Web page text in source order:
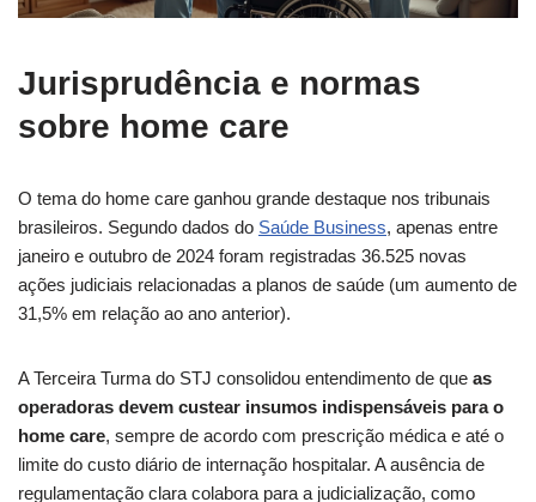
Jurisprudência e normas
sobre home care
O tema do home care ganhou grande destaque nos tribunais
brasileiros. Segundo dados do Saúde Business, apenas entre
janeiro e outubro de 2024 foram registradas 36.525 novas
ações judiciais relacionadas a planos de saúde (um aumento de
31,5% em relação ao ano anterior).
A Terceira Turma do STJ consolidou entendimento de que as
operadoras devem custear insumos indispensáveis para o
home care, sempre de acordo com prescrição médica e até o
limite do custo diário de internação hospitalar. A ausência de
regulamentação clara colabora para a judicialização, como